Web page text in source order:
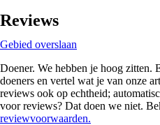
Reviews
Gebied overslaan
Doener. We hebben je hoog
doeners en vertel wat je van onze
reviews ook op echtheid;
voor reviews? Dat doen we niet.
reviewvoorwaarden.